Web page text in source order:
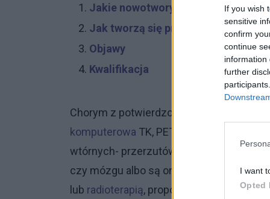
If you wish
sensitive
confirm
continue
information
further
I want
Opted
Jakie nowotwory są wskazaniem do
Jak tworzą się przerzuty do
Objawy
Kwalifikacja
Chorym z potwierdzonymi w badaniach
komputerowa TK, PET) przerzutami do
wtórnych- przerzutów drogą krwionośną,
czy mózgu albo są one niewielkie i
lub radioterapią, proponuje się niekiedy